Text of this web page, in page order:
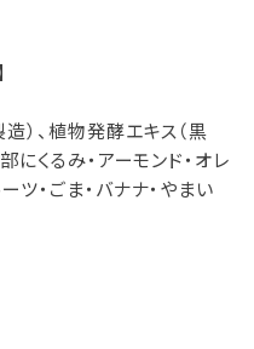
）、植物発酵エキス（黒
にくるみ・アーモンド・オレ
ツ・ごま・バナナ・やまい